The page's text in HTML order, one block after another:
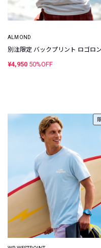
ALMOND
別注限定 バックプリント ロゴロ
¥4,950 50%OFF